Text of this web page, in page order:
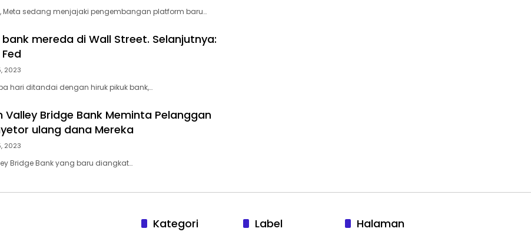
Meta sedang menjajaki pengembangan platform baru…
mereda di Wall Street. Selanjutnya:
2023
hari ditandai dengan hiruk pikuk bank,…
Valley Bridge Bank Meminta Pelanggan
ulang dana Mereka
2023
Bridge Bank yang baru diangkat…
Kategori Label Halaman